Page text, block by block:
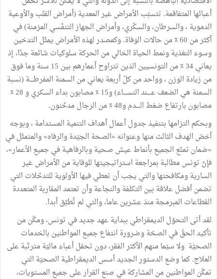
أعبائها المتفاقمة. تتسبّب الأمراض غير المعدية (أمراض القلب والأوعية
الدموية ، والسرطان، والسكّري، وأمراض الجهاز التنفّسي المزمنة) في
أكثر من 60 ٪ من حالات الوفاة. وكمصدر لهذه الأمراض يمثّل التدخين
وسوء التغذية ونمط الحياة الخالي من الحركة سلوكيات شائعة جدًا، إذ
يعاني 34 ٪ من التونسيين الذين تتراوح أعمارهم بين 15 سنة وما فوق
من زيادة الوزن ، وواحد من كلّ أربعة يعاني من السمنة المفرطــــة (نسبة
السمنة هي الضعف عــــند النســــاء) و15 ٪ مصابون بداء السكري و 28 ٪
مصابون بارتفاع ضغط الــــدم و48 ٪ من الرجال مدخّنون.
وبحكم التزامها بتنفيذ جدول أعمال أهداف التنمية المستدامة ، وبوجه
أخصّ الهدف الثالث منها وعنوانه «الصحة الجيّدة والرفاه» والمتمثّل في
«ضمان تمتّع الجميع بأنماط عيش صحية وبالرفاهية في جميع الأعمار»،
فإنّ تونس مطالبة بمراجعة استراتيجيتها للوقاية من الأمراض غير
السارية ومكافحتها والتي يجب أن تعطي فيها الأولوية للتدخّلات التي
تضمن أفضل علاقة بين التكلفة والنجاعة وأن تعتمد المقاربة المتعددة
القطاعات المبرمجة منذ عشرين عاما، والتي لم تُطبَّق أبدا.
لقد أتى التحوّل الديمقراطي ببداية عهد جديد في تونس، ومكّن من
تأكيد الحقّ في الصحّة وضرورة انتفاع جميع المواطنين بالخدمات
الصحيّٰة ولا سيّما منهم الأكثر الفقر، دون تحمّل أعباء ماليّة مترتّبة على
العلاج. كما وضع الدستور الجديد أسس الديمقراطية الصحيّة التي
تمكّن المواطنين من المشاركة في صنع القرار على جميع المستويات،